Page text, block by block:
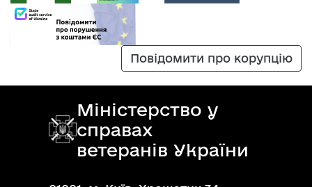
Повідомити про корупцію
Міністерство у
справах
ветеранів України